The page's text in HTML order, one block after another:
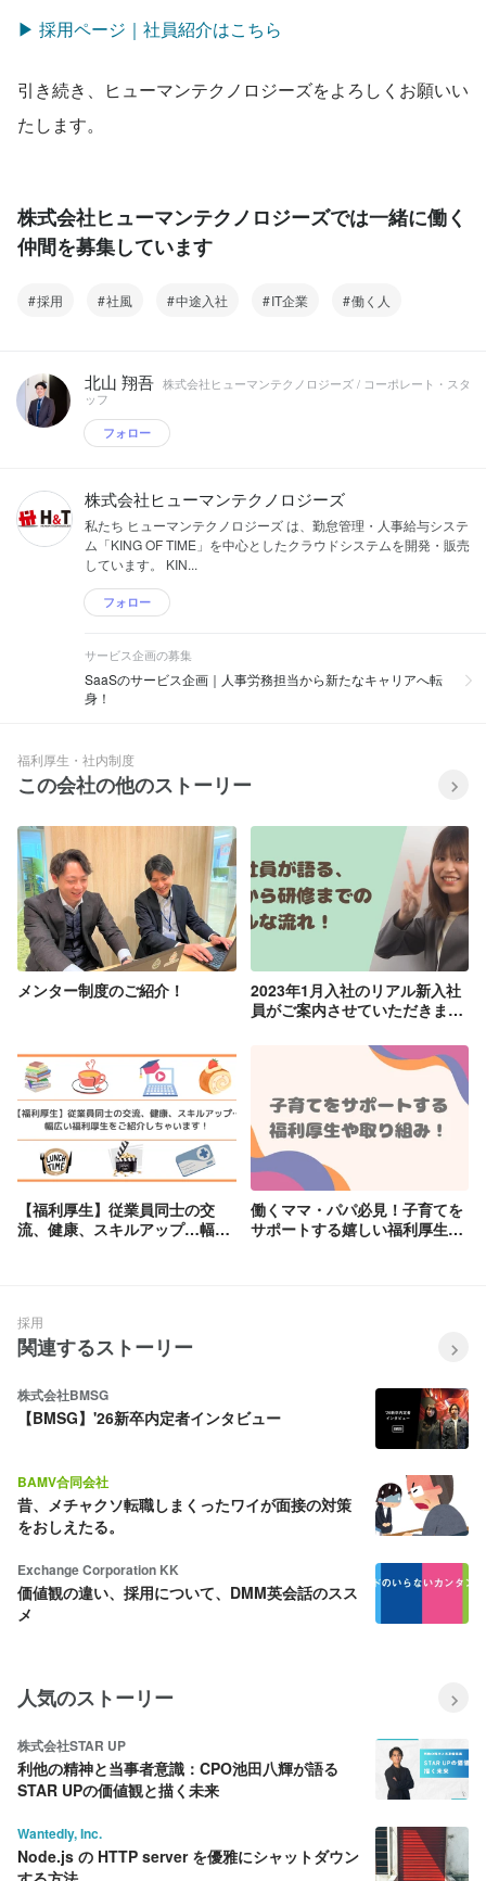
▶ 採用ページ｜社員紹介はこちら
引き続き、ヒューマンテクノロジーズをよろしくお願いい
たします。
株式会社ヒューマンテクノロジーズでは一緒に働く
仲間を募集しています
採用 社風 中途入社 IT企業 働く人
北山 翔吾 株式会社ヒューマンテクノロジーズ / コーポレート・スタ
ッフ
フォロー
株式会社ヒューマンテクノロジーズ
私たち ヒューマンテクノロジーズ は、勤怠管理・人事給与システ
ム「KING OF TIME」を中心としたクラウドシステムを開発・販売
しています。 KIN...
フォロー
サービス企画の募集
SaaSのサービス企画｜人事労務担当から新たなキャリアへ転
身！
福利厚生・社内制度
この会社の他のストーリー
メンター制度のご紹介！
2023年1月入社のリアル新入社
員がご案内させていただきま
【福利厚生】従業員同士の交
流、健康、スキルアップ…幅広
働くママ・パパ必見！子育てを
サポートする嬉しい福利厚生や
採用
関連するストーリー
株式会社BMSG
【BMSG】'26新卒内定者インタビュー
BAMV合同会社
昔、メチャクソ転職しまくったワイが面接の対策
をおしえたる。
Exchange Corporation KK
価値観の違い、採用について、DMM英会話のスス
メ
人気のストーリー
株式会社STAR UP
利他の精神と当事者意識：CPO池田八輝が語る
STAR UPの価値観と描く未来
Wantedly, Inc.
Node.js の HTTP server を優雅にシャットダウン